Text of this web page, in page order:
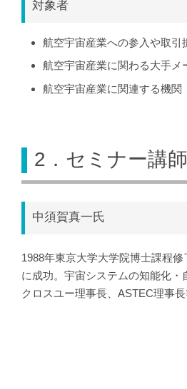
対象者
航空宇宙産業への参入や取
航空宇宙産業に関わる大手メ
航空宇宙産業に関連する機関
2．セミナー講
中須賀真一氏
1988年東京大学大学院博士課程
に成功。宇宙システムの知能化
クロスユー理事長、ASTEC理事